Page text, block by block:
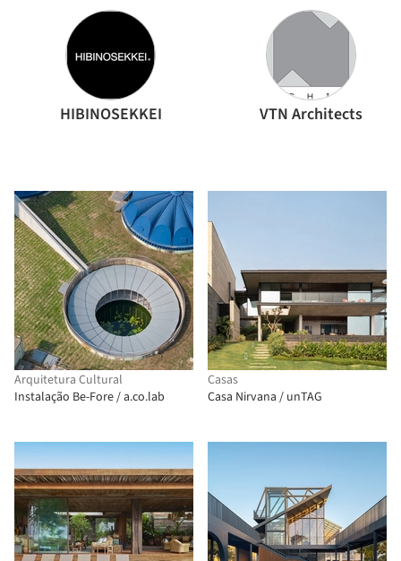
HIBINOSEKKEI VTN Architects
Arquitetura Cultural
Instalação Be-Fore / a.co.lab
Casas
Casa Nirvana / unTAG